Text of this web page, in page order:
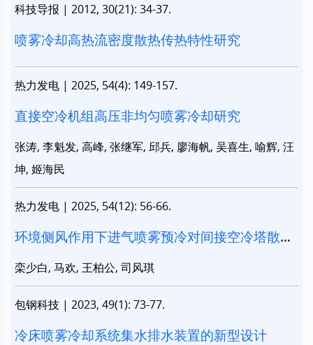
科技导报 | 2012, 30(21): 34-37.
喷雾冷却高热流密度散热传热特性研究
热力发电 | 2025, 54(4): 149-157.
直接空冷机组高压非均匀喷雾冷却研究
张涛, 李魁发, 高峰, 张继军, 邱兵, 廖海帆, 吴喜生, 喻辉, 汪
坤, 姬海民
热力发电 | 2025, 54(12): 56-66.
环境侧风作用下进气喷雾预冷对间接空冷塔散热
栾少白, 马欢, 王柏公, 司风琪
包钢科技 | 2023, 49(1): 73-77.
冷床喷雾冷却系统集水排水装置的新型设计